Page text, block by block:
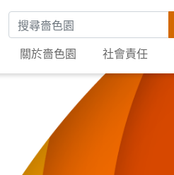
搜尋關鍵字
關於嗇色園
社會責任